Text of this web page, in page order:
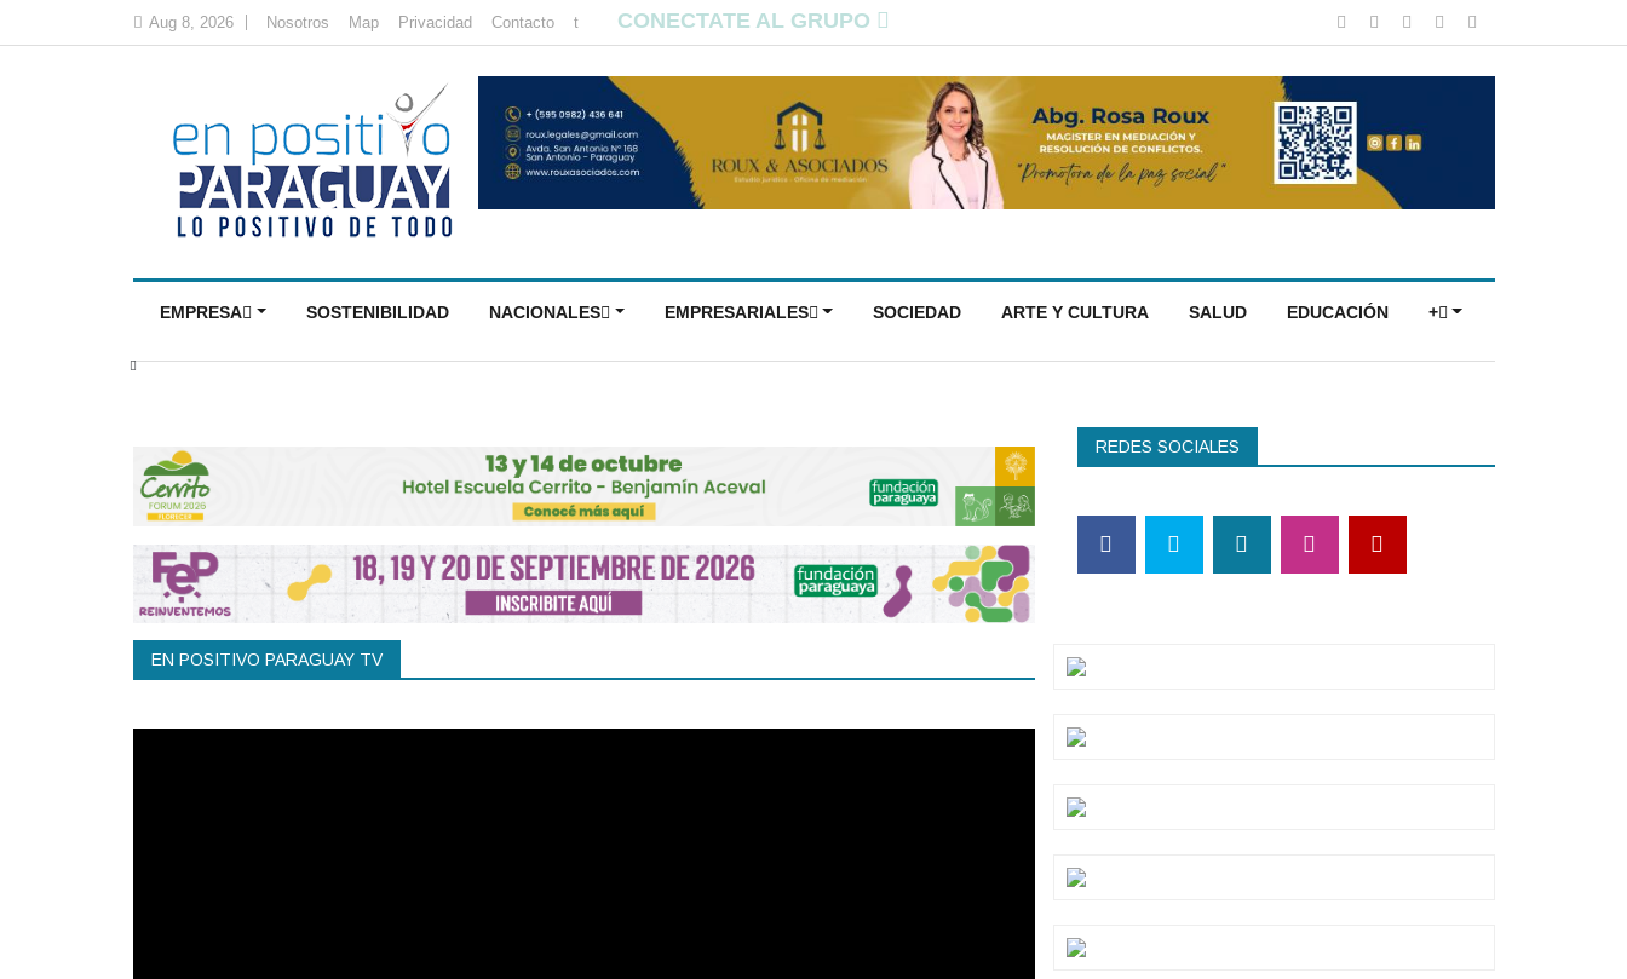
Aug 8, 2026 Nosotros Map Privacidad Contacto t CONECTATE AL GRUPO
EMPRESA SOSTENIBILIDAD NACIONALES EMPRESARIALES SOCIEDAD ARTE Y CULTURA SALUD EDUCACIÓN +
EN POSITIVO PARAGUAY TV
REDES SOCIALES